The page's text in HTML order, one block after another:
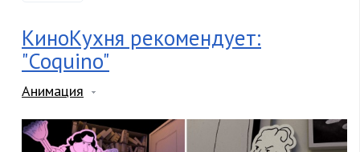
КиноКухня рекомендует:
"Coquino"
Анимация